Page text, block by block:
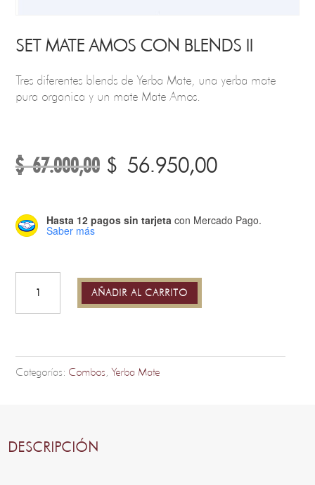
SET MATE AMOS CON BLENDS II
Tres diferentes blends de Yerba Mate, una yerba mate
pura organica y un mate Mate Amos.
$67.000,00 El
precio
era:
$ 67.000,00.
$56.950,00El
es:
$
Hasta 12 pagos sin tarjetacon Mercado Pago.
Saber más
Amos
AÑADIR AL CARRITO
Categorías: Combos, Yerba Mate
DESCRIPCIÓN